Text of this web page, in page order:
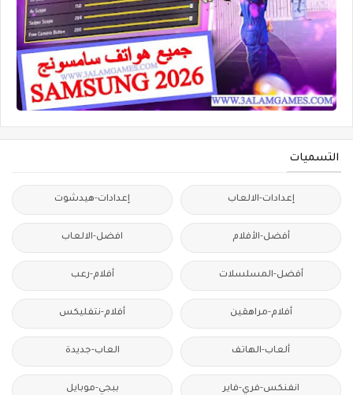
التسميات
إعدادات-الالعاب إعدادات-هيدشوت
أفضل-الأفلام افضل-الالعاب
أفضل-المسلسلات أفلام-رعب
أفلام-مراهقين أفلام-نتفليكس
ألعاب-الهاتف العاب-جديدة
انفنكس-فري-فاير ببجي-موبايل